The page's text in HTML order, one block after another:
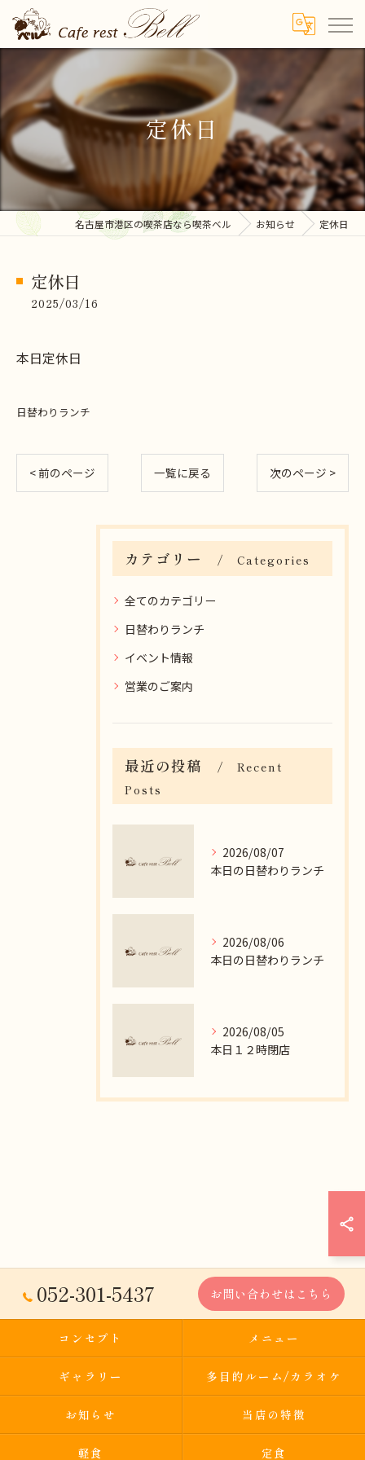
定休日
名古屋市港区の喫茶店なら喫茶ベル お知らせ 定休日
定休日
2025/03/16
本日定休日
日替わりランチ
< 前のページ 一覧に戻る 次のページ >
カテゴリー Categories
全てのカテゴリー
日替わりランチ
イベント情報
営業のご案内
最近の投稿
Recent
Posts
2026/08/07
本日の日替わりランチ
2026/08/06
本日の日替わりランチ
2026/08/05
本日１２時閉店
052-301-5437 お問い合わせはこちら
コンセプト メニュー
ギャラリー 多目的ルーム/カラオケ
お知らせ 当店の特徴
軽食 定食